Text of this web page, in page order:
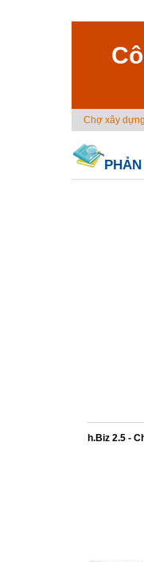
Chợ xây dựng
h.Biz 2.5 -